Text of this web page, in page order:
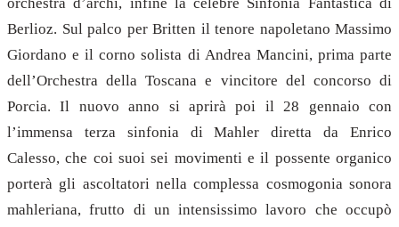
Berlioz. Sul palco per Britten il tenore napoletano Massimo
Giordano e il corno solista di Andrea Mancini, prima parte
dell’Orchestra della Toscana e vincitore del concorso di
Porcia. Il nuovo anno si aprirà poi il 28 gennaio con
l’immensa terza sinfonia di Mahler diretta da Enrico
Calesso, che coi suoi sei movimenti e il possente organico
porterà gli ascoltatori nella complessa cosmogonia sonora
mahleriana, frutto di un intensissimo lavoro che occupò